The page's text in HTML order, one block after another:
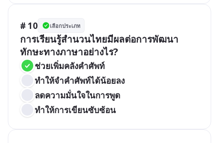
# 10 เลือกประเภท
การเรียนรู้สำนวนไทยมีผลต่อการพัฒนา
ทักษะทางภาษาอย่างไร?
ช่วยเพิ่มคลังคำศัพท์
ทำให้จำคำศัพท์ได้น้อยลง
ลดความมั่นใจในการพูด
ทำให้การเขียนซับซ้อน